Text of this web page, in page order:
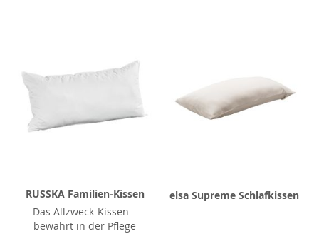
RUSSKA Familien-Kissen
Das Allzweck-Kissen –
bewährt in der Pflege
elsa Supreme Schlafkissen